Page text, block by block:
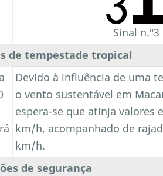
Sinal n.º3
de tempestade tropical
Devido à influência de uma
o vento sustentável em
espera-se que atinja valores
km/h, acompanhado de
km/h.
de segurança